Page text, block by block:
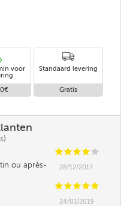
voor
Standaard levering
Gratis
CCCC C
ou après-
28/12/2017
CCCCC
24/01/2019